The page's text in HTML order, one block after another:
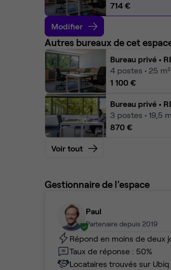
714 €
Modifier
Autres bureaux de cet
Bureau privé •
4 postes • 25 m²
1 100 €
Bureau privé •
3 postes • 19,5
870 €
Voir tout
Gestionnaire de l'espace
Paul
Partenaire depuis 2019
Répond en moins de deux
Taux de réponse : 50%
Locataires trouvés sur